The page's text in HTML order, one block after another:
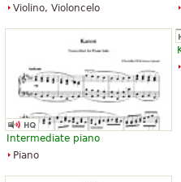
arrangement of such a lovely song.
In many ways, this ruined such
beautiful music. Only personal
But still appreciated it was
try ou...”
“Personally I did not like this music
arrangement of such a lovely song.
In many ways, this ruined such
Violino, Violoncelo
Intermediate piano
Piano